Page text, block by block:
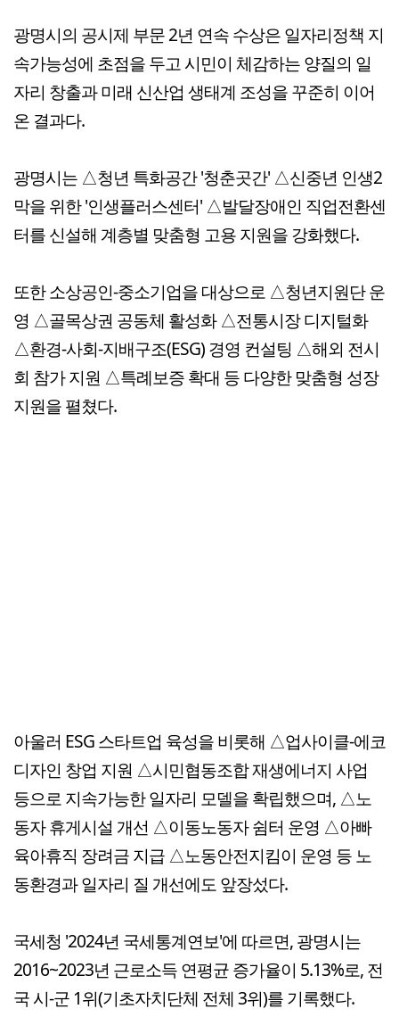
광명시의 공시제 부문 2년 연속 수상은 일자리정책 지
속가능성에 초점을 두고 시민이 체감하는 양질의 일
자리 창출과 미래 신산업 생태계 조성을 꾸준히 이어
온 결과다.
광명시는 △청년 특화공간 '청춘곳간' △신중년 인생2
막을 위한 '인생플러스센터' △발달장애인 직업전환센
터를 신설해 계층별 맞춤형 고용 지원을 강화했다.
또한 소상공인-중소기업을 대상으로 △청년지원단 운
영 △골목상권 공동체 활성화 △전통시장 디지털화
△환경-사회-지배구조(ESG) 경영 컨설팅 △해외 전시
회 참가 지원 △특례보증 확대 등 다양한 맞춤형 성장
지원을 펼쳤다.
아울러 ESG 스타트업 육성을 비롯해 △업사이클-에코
디자인 창업 지원 △시민협동조합 재생에너지 사업
등으로 지속가능한 일자리 모델을 확립했으며, △노
동자 휴게시설 개선 △이동노동자 쉼터 운영 △아빠
육아휴직 장려금 지급 △노동안전지킴이 운영 등 노
동환경과 일자리 질 개선에도 앞장섰다.
국세청 '2024년 국세통계연보'에 따르면, 광명시는
2016~2023년 근로소득 연평균 증가율이 5.13%로, 전
국 시-군 1위(기초자치단체 전체 3위)를 기록했다.